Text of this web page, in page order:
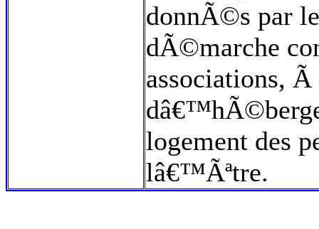
donnÃ©s par
dÃ©marche
associations,
logement des
lâ€™Ãªtre.